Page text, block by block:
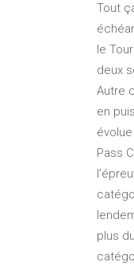
Tout
le
deux
Autre
en
Pass
plus